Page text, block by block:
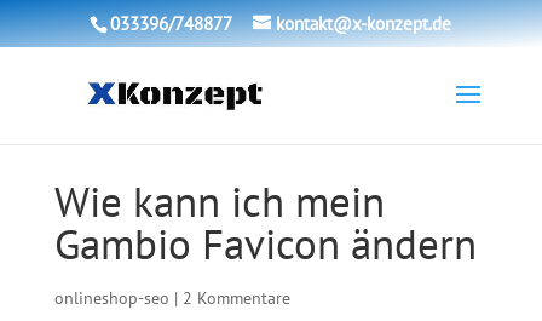
033396/748877 kontakt@x-konzept.de
Wie kann ich mein
Gambio Favicon ändern
onlineshop-seo | 2 Kommentare